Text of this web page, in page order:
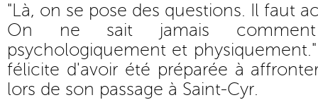
"Là, on se pose des questions. Il faut
On ne sait jamais
psychologiquement et
félicite d'avoir été préparée à
lors de son passage à Saint-Cyr.